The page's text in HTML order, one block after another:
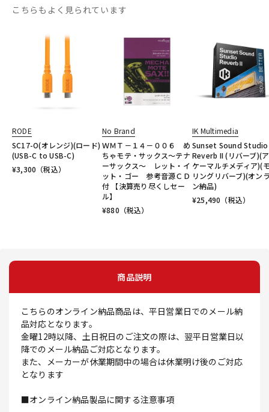
こちらもよく見られています
RODE
SC17-O(オレンジ)(ロード)
(USB-C to USB-C)
¥3,300 （税込）
No Brand
ＷＭＴ－１４－００６ め
ちゃモテ・サックス～テナ
ーサックス～ レット・イ
ット・ゴー 参考音源ＣＤ
付 【決算売り尽くしセー
ル】
¥880 （税込）
IK Multimedia
Sunset Sound Studio
Reverb II (リバーブ)(
ケーマルチメディア)(
リングリバーブ)(オン
ン納品)
¥25,490 （税込）
商品説明
こちらのオンライン納品商品は、平日営業日でのメール納
品対応となります。
金曜12時以降、土日祝日のご注文の際は、翌平日営業日以
降でのメール納品ご対応となります。
また、メーカーが休業期間中の場合は休業明け後のご対応
となります
■オンライン納品製品に関する注意事項